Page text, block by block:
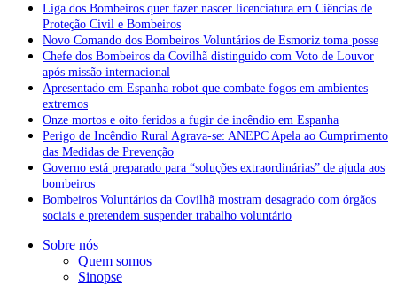
Liga dos Bombeiros quer fazer nascer licenciatura em Ciências de
Proteção Civil e Bombeiros
Novo Comando dos Bombeiros Voluntários de Esmoriz toma posse
Chefe dos Bombeiros da Covilhã distinguido com Voto de Louvor
após missão internacional
Apresentado em Espanha robot que combate fogos em ambientes
extremos
Onze mortos e oito feridos a fugir de incêndio em Espanha
Perigo de Incêndio Rural Agrava-se: ANEPC Apela ao Cumprimento
das Medidas de Prevenção
Governo está preparado para “soluções extraordinárias” de ajuda aos
bombeiros
Bombeiros Voluntários da Covilhã mostram desagrado com órgãos
sociais e pretendem suspender trabalho voluntário
Sobre nós
Quem somos
Sinopse